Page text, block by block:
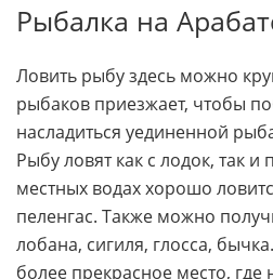
Рыбалка на
Ловить рыбу здесь можно
рыбаков приезжает, чтобы
насладиться уединенной
Рыбу ловят как с лодок, так и
местных водах хорошо
пеленгас. Также можно
лобана, сигиля, глосса,